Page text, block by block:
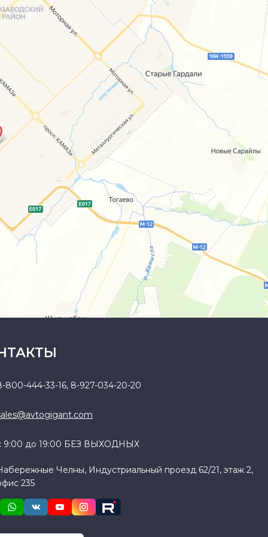
800-444-33-16, 8-927-034-20-20
9:00 до 19:00 БЕЗ ВЫХОДНЫХ
Челны, Индустриальный проезд 62/21, этаж 2,
235